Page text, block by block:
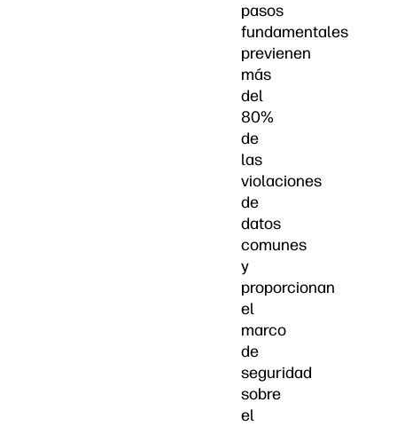
pasos
fundamentales
previenen
más
del
80%
de
las
violaciones
de
datos
comunes
y
proporcionan
el
marco
de
seguridad
sobre
el